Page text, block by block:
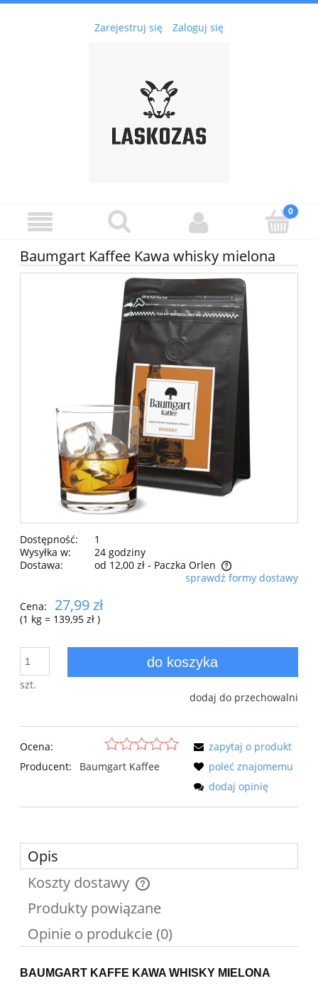
Zarejestruj się Zaloguj się
Baumgart Kaffee Kawa whisky mielona
Dostępność:
1
Wysyłka w:
24 godziny
Dostawa:
od 12,00 zł - Paczka Orlen
Cena nie zawiera ewentualnych kosztów płatności
sprawdź formy dostawy
Cena: 27,99 zł
(1 kg = 139,95 zł )
szt.
do koszyka
dodaj do przechowalni
Ocena:
Producent:
Baumgart Kaffee
zapytaj o produkt
poleć znajomemu
dodaj opinię
Opis
Koszty dostawy
Cena nie zawiera ewentualnych kosztów płatności
Produkty powiązane
Opinie o produkcie (0)
BAUMGART KAFFE KAWA WHISKY MIELONA